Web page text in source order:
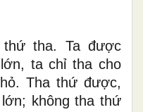
tha. Ta được
ta chỉ tha cho
Tha thứ được,
không tha thứ